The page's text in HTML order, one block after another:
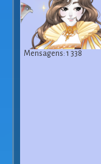
Mensagens: 1 338